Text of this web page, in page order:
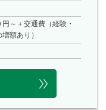
～＋交通費（経験・
額あり）